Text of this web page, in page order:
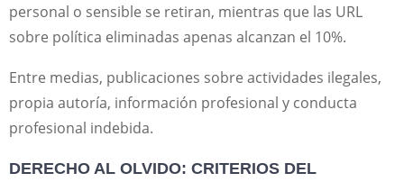
personal o sensible se retiran, mientras que las URL
sobre política eliminadas apenas alcanzan el 10%.
Entre medias, publicaciones sobre actividades ilegales,
propia autoría, información profesional y conducta
profesional indebida.
DERECHO AL OLVIDO: CRITERIOS DEL